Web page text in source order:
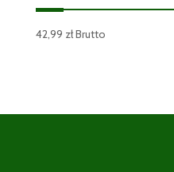
42,99 złBrutto